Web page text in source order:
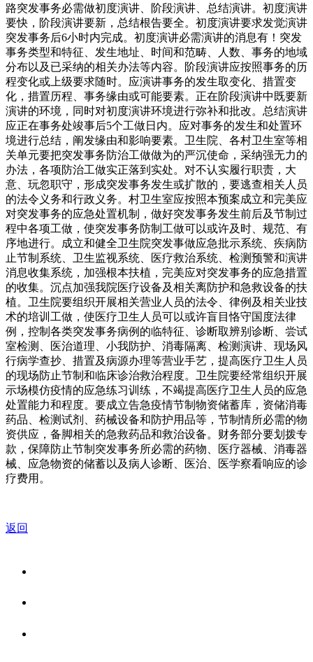
路突发事务必需做初度演讲、阶段演讲、总结演讲。初度演讲
要快，阶段演讲要新，总结根告要全。初度演讲要求发觉演讲
突发事务后6小时内完成。初度演讲必需演讲的消息有！突发
事务类型和特征、发生地址、时间和范畴、人数、事务的地域
分布以及已采纳的相关办法等内容。阶段演讲应按照事务的历
程变化或上级要求随时。应演讲事务的发生取变化、措置变
化，措置历程、事务缘由或可能要素。正在阶段演讲中既要新
演讲的环境，同时对初度演讲环境进行弥补和批改。总结演讲
应正在事务处竣事后5个工做日内。应对事务的发生和处置环
境进行总结，阐发缘由和影响要素。卫生院、各村卫生室等相
关单元要把突发事务防治工做做为的严沉使命，采纳强无力的
办法，各项防治工做实正落到实处。对不认实履行职责，大
意、玩忽职守，形成突发事务发生或扩散的，要逃查相关人员
的法令义务和行政义务。村卫生室应按照本预案成立和完美应
对突发事务的应急处置机制，做好突发事务发生前后及节制过
程中各项工做，使突发事务防制工做可以或许及时、规范、有
序地进行。成立和健全卫生院突发事做应急批示系统、疾病防
止节制系统、卫生监视系统、医疗救治系统、检测预警和演讲
消息收集系统，加强根本扶植，完美应对突发事务的应急措置
的收集。沉点加强我院医疗设备及相关离防护和急救设备的扶
植。卫生院要组织开展相关营业人员的法令、律例及相关业技
术的培训工做，使医疗卫生人员可以或许盲目恪守国度法律
例，控制各类突发事务病例的临特征、诊断取辨别诊断、尝试
室检测、医治道理、小我防护、消毒隔离、检测演讲、现场风
行病学查抄、措置及病源办理等营业手艺，提高医疗卫生人员
的现场防止节制和临床诊治救治程度。卫生院要经常组织开展
示场模仿疫情的应急练习训练，不竭提高医疗卫生人员的应急
处置能力和程度。要成立告急疫情节制物资储蓄库，资储消毒
药品、检测试剂、药械设备和防护用品等，节制情所必需的物
资供应，备脚相关的急救药品和救治设备。财务部分要划拨专
款，保障防止节制突发事务所必需的药物、医疗器械、消毒器
械、应急物资的储蓄以及病人诊断、医治、医学察看响应的诊
疗费用。
返回